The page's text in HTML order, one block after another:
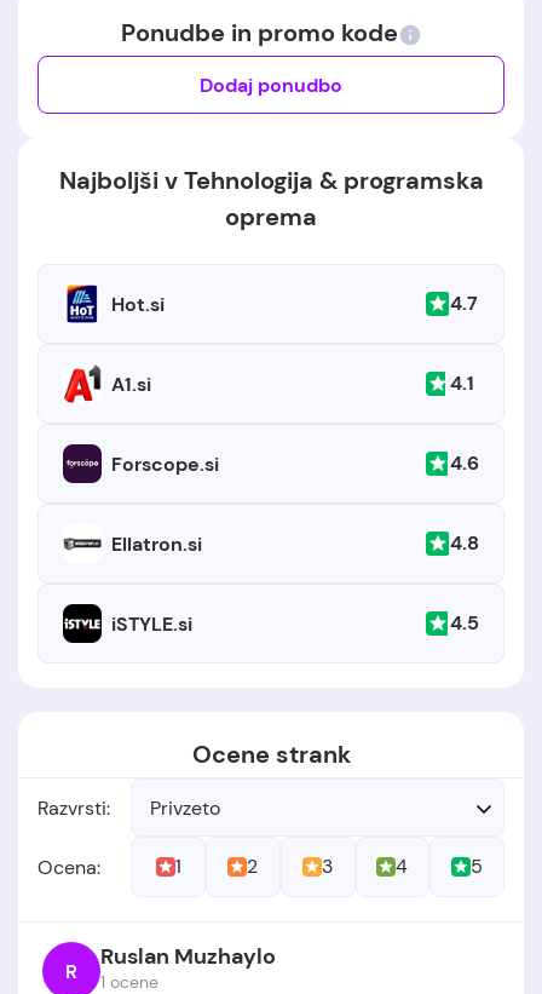
Ponudbe in promo kode
Dodaj ponudbo
Najboljši v Tehnologija & programska
oprema
Hot.si 4.7
A1.si 4.1
Forscope.si 4.6
Ellatron.si 4.8
iSTYLE.si 4.5
Ocene strank
Razvrsti: Privzeto
Ocena: 1 2 3 4 5
R Ruslan Muzhaylo
1 ocene